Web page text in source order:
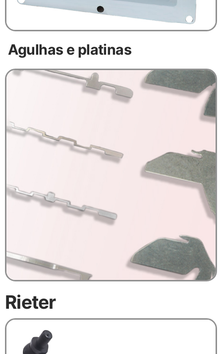
Agulhas e platinas
Rieter